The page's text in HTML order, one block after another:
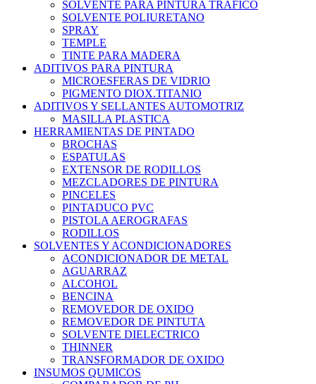
SOLVENTE PARA PINTURA TRAFICO
SOLVENTE POLIURETANO
SPRAY
TEMPLE
TINTE PARA MADERA
ADITIVOS PARA PINTURA
MICROESFERAS DE VIDRIO
PIGMENTO DIOX.TITANIO
ADITIVOS Y SELLANTES AUTOMOTRIZ
MASILLA PLASTICA
HERRAMIENTAS DE PINTADO
BROCHAS
ESPATULAS
EXTENSOR DE RODILLOS
MEZCLADORES DE PINTURA
PINCELES
PINTADUCO PVC
PISTOLA AEROGRAFAS
RODILLOS
SOLVENTES Y ACONDICIONADORES
ACONDICIONADOR DE METAL
AGUARRAZ
ALCOHOL
BENCINA
REMOVEDOR DE OXIDO
REMOVEDOR DE PINTUTA
SOLVENTE DIELECTRICO
THINNER
TRANSFORMADOR DE OXIDO
INSUMOS QUMICOS